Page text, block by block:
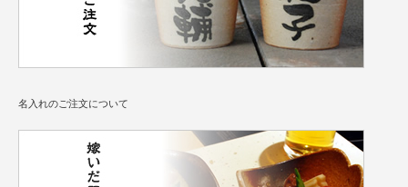
名入れのご注文について